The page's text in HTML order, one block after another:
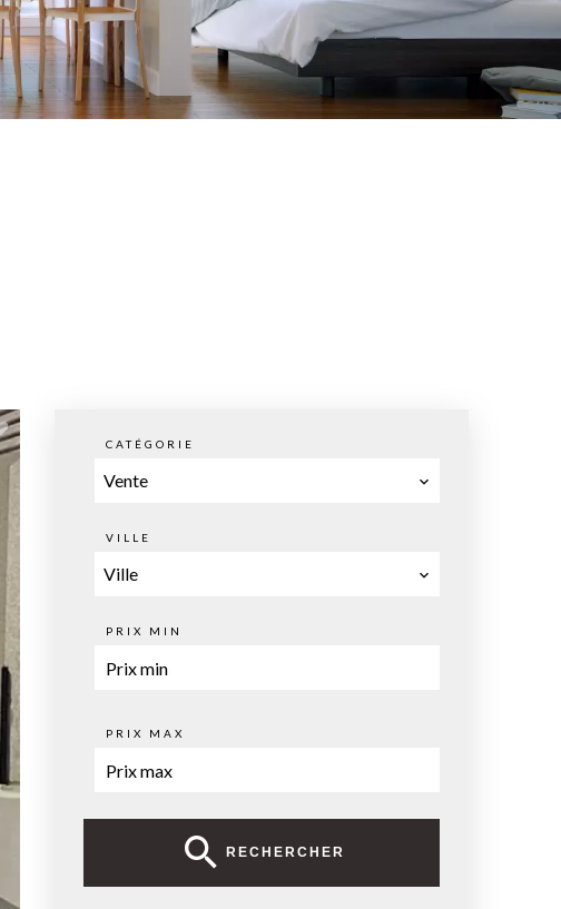
CATÉGORIE
Vente
VILLE
Ville
PRIX MIN
PRIX MAX
RECHERCHER